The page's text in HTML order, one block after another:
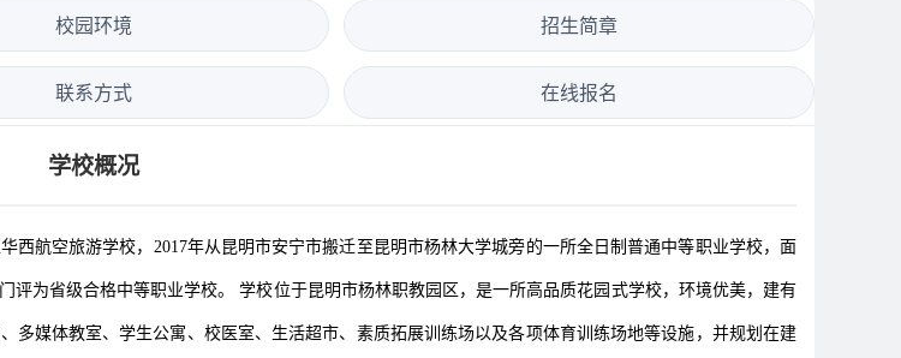
校园环境 招生简章
联系方式 在线报名
学校概况
航空旅游学校，2017年从昆明市安宁市搬迁至昆明市杨林大学城旁的一所全日制普通中等职业学校，面
评为省级合格中等职业学校。 学校位于昆明市杨林职教园区，是一所高品质花园式学校，环境优美，建有
媒体教室、学生公寓、校医室、生活超市、素质拓展训练场以及各项体育训练场地等设施，并规划在建